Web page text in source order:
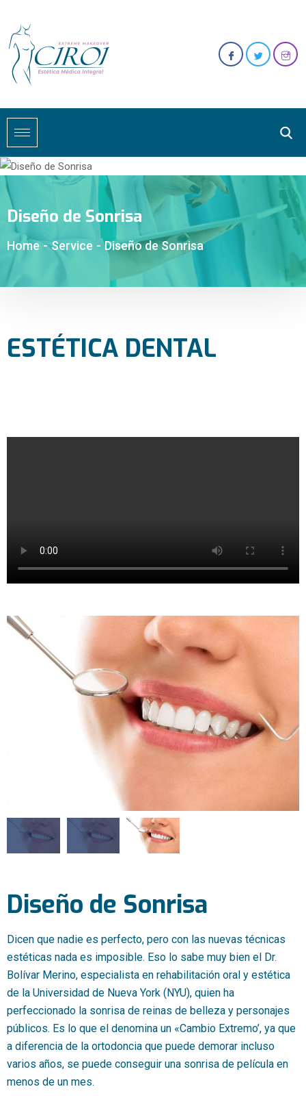
Diseño de Sonrisa
Home - Service - Diseño de Sonrisa
ESTÉTICA DENTAL
Diseño de Sonrisa
Dicen que nadie es perfecto, pero con las nuevas técnicas
estéticas nada es imposible. Eso lo sabe muy bien el Dr.
Bolívar Merino, especialista en rehabilitación oral y estética
de la Universidad de Nueva York (NYU), quien ha
perfeccionado la sonrisa de reinas de belleza y personajes
públicos. Es lo que el denomina un «Cambio Extremo’, ya que
a diferencia de la ortodoncia que puede demorar incluso
varios años, se puede conseguir una sonrisa de película en
menos de un mes.